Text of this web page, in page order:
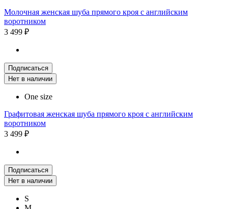
Молочная женская шуба прямого кроя с английским
воротником
3 499 ₽
Подписаться
Нет в наличии
One size
Графитовая женская шуба прямого кроя с английским
воротником
3 499 ₽
Подписаться
Нет в наличии
S